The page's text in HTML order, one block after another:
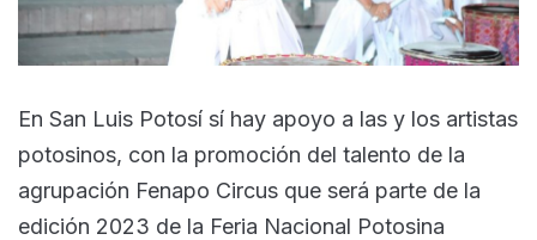
En San Luis Potosí sí hay apoyo a las y los artistas
potosinos, con la promoción del talento de la
agrupación Fenapo Circus que será parte de la
edición 2023 de la Feria Nacional Potosina